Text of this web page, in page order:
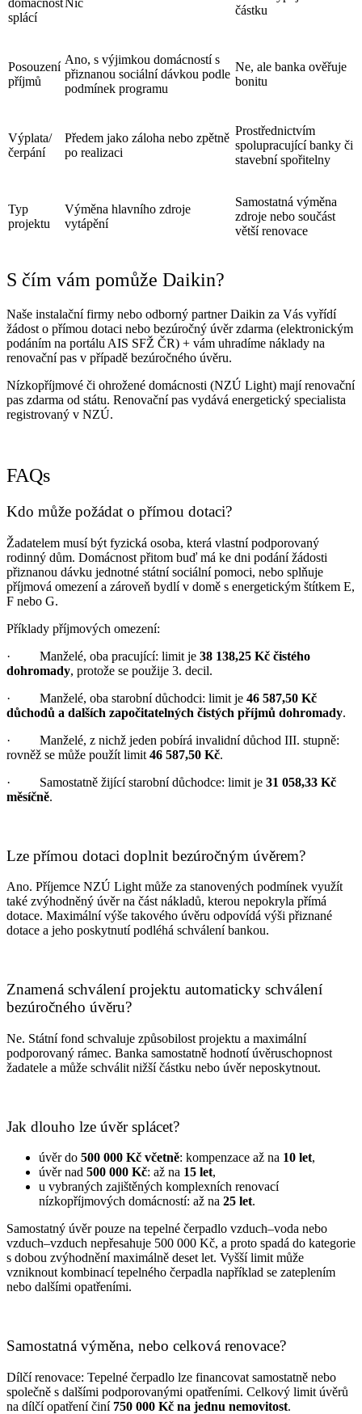
splácí
částku
Posouzení
příjmů
Ano, s výjimkou domácností s
přiznanou sociální dávkou podle
podmínek programu
Ne, ale banka ověřuje
bonitu
Výplata/
čerpání
Předem jako záloha nebo zpětně
po realizaci
Prostřednictvím
spolupracující banky či
stavební spořitelny
Typ
projektu
Výměna hlavního zdroje
vytápění
Samostatná výměna
zdroje nebo součást
větší renovace
S čím vám pomůže Daikin?
Naše instalační firmy nebo odborný partner Daikin za Vás vyřídí
žádost o přímou dotaci nebo bezúročný úvěr zdarma (elektronickým
podáním na portálu AIS SFŽ ČR) + vám uhradíme náklady na
renovační pas v případě bezúročného úvěru.
Nízkopříjmové či ohrožené domácnosti (NZÚ Light) mají renovační
pas zdarma od státu. Renovační pas vydává energetický specialista
registrovaný v NZÚ.
FAQs
Kdo může požádat o přímou dotaci?
Žadatelem musí být fyzická osoba, která vlastní podporovaný
rodinný dům. Domácnost přitom buď má ke dni podání žádosti
přiznanou dávku jednotné státní sociální pomoci, nebo splňuje
příjmová omezení a zároveň bydlí v domě s energetickým štítkem E,
F nebo G.
Příklady příjmových omezení:
· Manželé, oba pracující: limit je 38 138,25 Kč čistého
dohromady, protože se použije 3. decil.
· Manželé, oba starobní důchodci: limit je 46 587,50 Kč
důchodů a dalších započitatelných čistých příjmů dohromady.
· Manželé, z nichž jeden pobírá invalidní důchod III. stupně:
rovněž se může použít limit 46 587,50 Kč.
· Samostatně žijící starobní důchodce: limit je 31 058,33 Kč
měsíčně.
Lze přímou dotaci doplnit bezúročným úvěrem?
Ano. Příjemce NZÚ Light může za stanovených podmínek využít
také zvýhodněný úvěr na část nákladů, kterou nepokryla přímá
dotace. Maximální výše takového úvěru odpovídá výši přiznané
dotace a jeho poskytnutí podléhá schválení bankou.
Znamená schválení projektu automaticky schválení
bezúročného úvěru?
Ne. Státní fond schvaluje způsobilost projektu a maximální
podporovaný rámec. Banka samostatně hodnotí úvěruschopnost
žadatele a může schválit nižší částku nebo úvěr neposkytnout.
Jak dlouho lze úvěr splácet?
úvěr do 500 000 Kč včetně: kompenzace až na 10 let,
úvěr nad 500 000 Kč: až na 15 let,
u vybraných zajištěných komplexních renovací
nízkopříjmových domácností: až na 25 let.
Samostatný úvěr pouze na tepelné čerpadlo vzduch–voda nebo
vzduch–vzduch nepřesahuje 500 000 Kč, a proto spadá do kategorie
s dobou zvýhodnění maximálně deset let. Vyšší limit může
vzniknout kombinací tepelného čerpadla například se zateplením
nebo dalšími opatřeními.
Samostatná výměna, nebo celková renovace?
Dílčí renovace: Tepelné čerpadlo lze financovat samostatně nebo
společně s dalšími podporovanými opatřeními. Celkový limit úvěrů
na dílčí opatření činí 750 000 Kč na jednu nemovitost.